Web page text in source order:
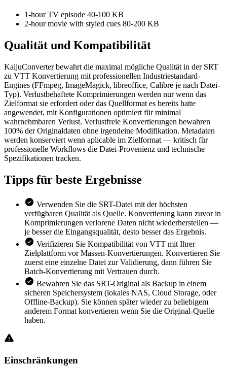
1-hour TV episode 40-100 KB
2-hour movie with styled cues 80-200 KB
Qualität und Kompatibilität
KaijuConverter bewahrt die maximal mögliche Qualität in der SRT
zu VTT Konvertierung mit professionellen Industriestandard-
Engines (FFmpeg, ImageMagick, libreoffice, Calibre je nach Datei-
Typ). Verlustbehaftete Komprimierungen werden nur wenn das
Zielformat sie erfordert oder das Quellformat es bereits hatte
angewendet, mit Konfigurationen optimiert für minimal
wahrnehmbaren Verlust. Verlustfreie Konvertierungen bewahren
100% der Originaldaten ohne irgendeine Modifikation. Metadaten
werden konserviert wenn aplicable im Zielformat — kritisch für
professionelle Workflows die Datei-Provenienz und technische
Spezifikationen tracken.
Tipps für beste Ergebnisse
Verwenden Sie die SRT-Datei mit der höchsten
verfügbaren Qualität als Quelle. Konvertierung kann zuvor in
Komprimierungen verlorene Daten nicht wiederherstellen —
je besser die Eingangsqualität, desto besser das Ergebnis.
Verifizieren Sie Kompatibilität von VTT mit Ihrer
Zielplattform vor Massen-Konvertierungen. Konvertieren Sie
zuerst eine einzelne Datei zur Validierung, dann führen Sie
Batch-Konvertierung mit Vertrauen durch.
Bewahren Sie das SRT-Original als Backup in einem
sicheren Speichersystem (lokales NAS, Cloud Storage, oder
Offline-Backup). Sie können später wieder zu beliebigem
anderem Format konvertieren wenn Sie die Original-Quelle
haben.
Einschränkungen